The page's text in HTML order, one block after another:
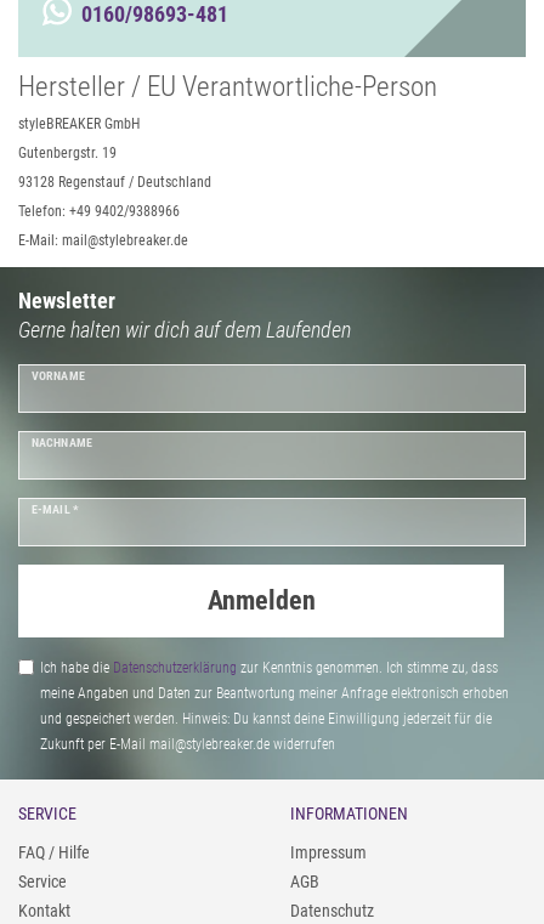
0160/98693-481
Hersteller / EU Verantwortliche-Person
styleBREAKER GmbH
Gutenbergstr. 19
93128 Regenstauf / Deutschland
Telefon: +49 9402/9388966
E-Mail: mail@stylebreaker.de
Newsletter
Gerne halten wir dich auf dem Laufenden
VORNAME
NACHNAME
E-MAIL *
Anmelden
Ich habe die Daten­schutz­erklärung zur Kenntnis genommen. Ich stimme zu, dass
meine Angaben und Daten zur Beantwortung meiner Anfrage elektronisch erhoben
und gespeichert werden. Hinweis: Du kannst deine Einwilligung jederzeit für die
Zukunft per E-Mail mail@stylebreaker.de widerrufen
SERVICE
FAQ / Hilfe
Service
Kontakt
INFORMATIONEN
Impressum
AGB
Datenschutz